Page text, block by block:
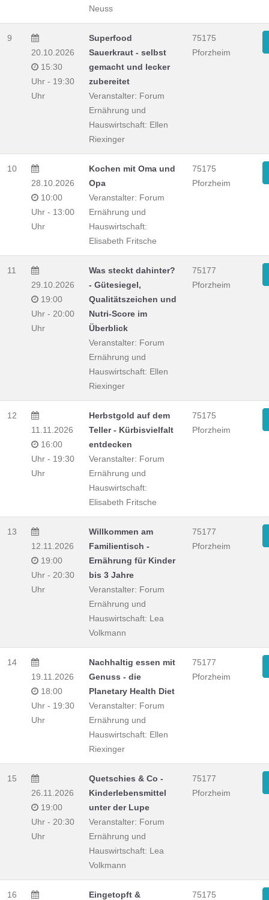
Neuss
9
20.10.2026
15:30
Uhr - 19:30
Uhr
Superfood
Sauerkraut - selbst
gemacht und lecker
zubereitet
Veranstalter: Forum
Ernährung und
Hauswirtschaft: Ellen
Riexinger
75175
Pforzheim
10
28.10.2026
10:00
Uhr - 13:00
Uhr
Kochen mit Oma und
Opa
Veranstalter: Forum
Ernährung und
Hauswirtschaft:
Elisabeth Fritsche
75175
Pforzheim
11
29.10.2026
19:00
Uhr - 20:00
Uhr
Was steckt dahinter?
- Gütesiegel,
Qualitätszeichen und
Nutri-Score im
Überblick
Veranstalter: Forum
Ernährung und
Hauswirtschaft: Ellen
Riexinger
75177
Pforzheim
12
11.11.2026
16:00
Uhr - 19:30
Uhr
Herbstgold auf dem
Teller - Kürbisvielfalt
entdecken
Veranstalter: Forum
Ernährung und
Hauswirtschaft:
Elisabeth Fritsche
75175
Pforzheim
13
12.11.2026
19:00
Uhr - 20:30
Uhr
Willkommen am
Familientisch -
Ernährung für Kinder
bis 3 Jahre
Veranstalter: Forum
Ernährung und
Hauswirtschaft: Lea
Volkmann
75177
Pforzheim
14
19.11.2026
18:00
Uhr - 19:30
Uhr
Nachhaltig essen mit
Genuss - die
Planetary Health Diet
Veranstalter: Forum
Ernährung und
Hauswirtschaft: Ellen
Riexinger
75177
Pforzheim
15
26.11.2026
19:00
Uhr - 20:30
Uhr
Quetschies & Co -
Kinderlebensmittel
unter der Lupe
Veranstalter: Forum
Ernährung und
Hauswirtschaft: Lea
Volkmann
75177
Pforzheim
16
Eingetopft &
75175